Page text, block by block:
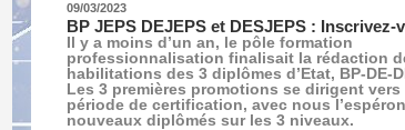
09/03/2023
BP JEPS DEJEPS et DESJEPS : Inscrivez-
Il y a moins d’un an, le pôle formation
professionnalisation finalisait la rédaction
habilitations des 3 diplômes d’Etat, BP-DE-
Les 3 premières promotions se dirigent vers
période de certification, avec nous
nouveaux diplômés sur les 3 niveaux.